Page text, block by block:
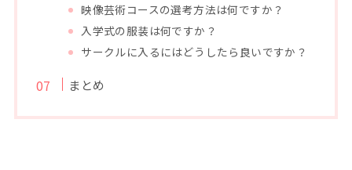
映像芸術コースの選考方法は何ですか？
入学式の服装は何ですか？
サークルに入るにはどうしたら良いですか？
まとめ